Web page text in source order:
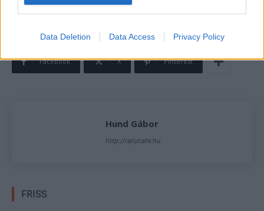
Data Deletion Data Access Privacy Policy
TAGS Esapekka Lappi Sébastien Ogier
Svéd Rally 2022
WRC
Facebook X Pinterest
Hund Gábor
http://rallycafe.hu
FRISS